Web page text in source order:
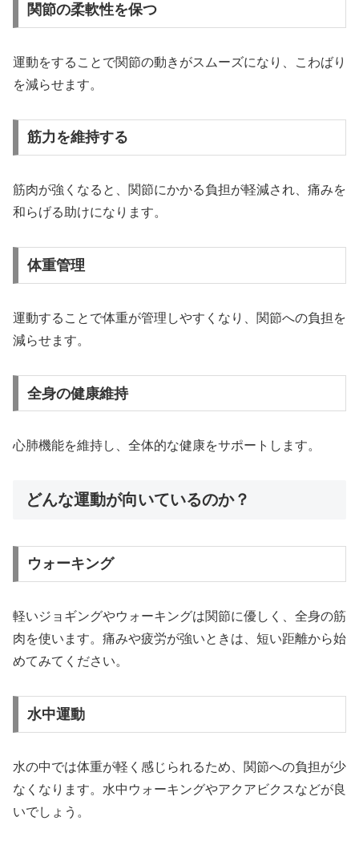
関節の柔軟性を保つ
運動をすることで関節の動きがスムーズになり、こわばり
を減らせます。
筋力を維持する
筋肉が強くなると、関節にかかる負担が軽減され、痛みを
和らげる助けになります。
体重管理
運動することで体重が管理しやすくなり、関節への負担を
減らせます。
全身の健康維持
心肺機能を維持し、全体的な健康をサポートします。
どんな運動が向いているのか？
ウォーキング
軽いジョギングやウォーキングは関節に優しく、全身の筋
肉を使います。痛みや疲労が強いときは、短い距離から始
めてみてください。
水中運動
水の中では体重が軽く感じられるため、関節への負担が少
なくなります。水中ウォーキングやアクアビクスなどが良
いでしょう。